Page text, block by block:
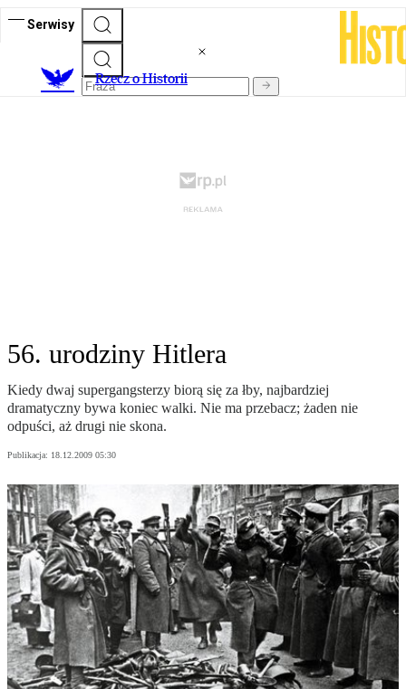
Serwisy
Rzecz o Historii
56. urodziny Hitlera
Kiedy dwaj supergangsterzy biorą się za łby, najbardziej
dramatyczny bywa koniec walki. Nie ma przebacz; żaden nie
odpuści, aż drugi nie skona.
Publikacja: 18.12.2009 05:30